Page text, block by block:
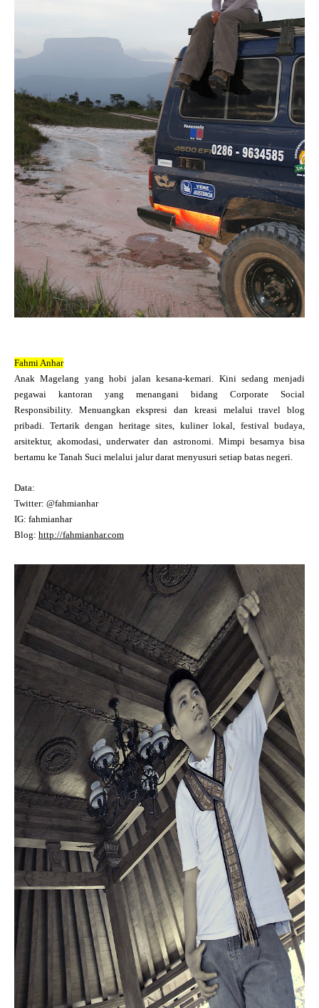
Fahmi Anhar
Anak Magelang yang hobi jalan kesana-kemari. Kini sedang menjadi
pegawai kantoran yang menangani bidang Corporate Social
Responsibility. Menuangkan ekspresi dan kreasi melalui travel blog
pribadi. Tertarik dengan heritage sites, kuliner lokal, festival budaya,
arsitektur, akomodasi, underwater dan astronomi. Mimpi besarnya bisa
bertamu ke Tanah Suci melalui jalur darat menyusuri setiap batas negeri.
Data:
Twitter: @fahmianhar
IG: fahmianhar
Blog: http://fahmianhar.com